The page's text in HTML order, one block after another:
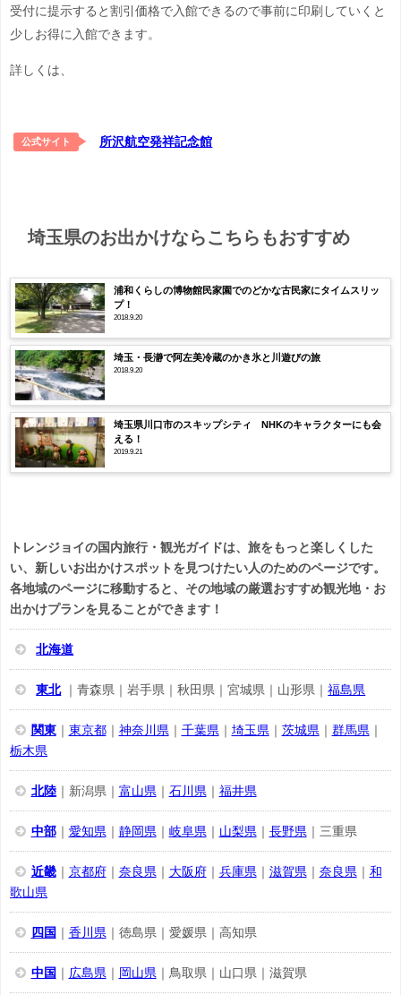
受付に提示すると割引価格で入館できるので事前に印刷していくと
少しお得に入館できます。
詳しくは、
公式サイト 所沢航空発祥記念館
埼玉県のお出かけならこちらもおすすめ
浦和くらしの博物館民家園でのどかな古民家にタイムスリッ
プ！
2018.9.20
埼玉・長瀞で阿左美冷蔵のかき氷と川遊びの旅
2018.9.20
埼玉県川口市のスキップシティ NHKのキャラクターにも会
える！
2019.9.21
トレンジョイの国内旅行・観光ガイドは、旅をもっと楽しくした
い、新しいお出かけスポットを見つけたい人のためのページです。
各地域のページに移動すると、その地域の厳選おすすめ観光地・お
出かけプランを見ることができます！
北海道
東北｜青森県｜岩手県｜秋田県｜宮城県｜山形県｜福島県
関東｜ 東京都｜ 神奈川県 千葉県 埼玉県 茨城県 群馬県
栃木県
北陸｜新潟県｜ 富山県 石川県 福井県
中部｜ 愛知県 静岡県 岐阜県 山梨県 長野県 ｜三重県
近畿｜ 京都府｜ 奈良県 大阪府｜ 兵庫県 滋賀県 奈良県
和
歌山県
四国 香川県 ｜徳島県｜愛媛県｜高知県
中国 広島県 岡山県 ｜鳥取県｜山口県｜滋賀県